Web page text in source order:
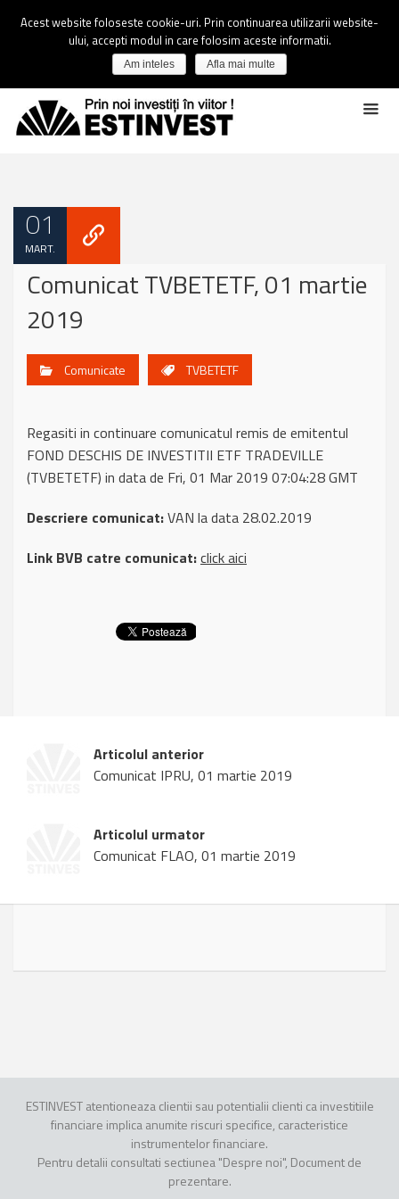
01
MART.
Comunicat TVBETETF, 01 martie
2019
Comunicate TVBETETF
Regasiti in continuare comunicatul remis de emitentul
FOND DESCHIS DE INVESTITII ETF TRADEVILLE
(TVBETETF) in data de Fri, 01 Mar 2019 07:04:28 GMT
Descriere comunicat:VAN la data 28.02.2019
Link BVB catre comunicat:click aici
Articolul anterior
Comunicat IPRU, 01 martie 2019
Articolul urmator
Comunicat FLAO, 01 martie 2019
ESTINVEST atentioneaza clientii sau potentialii clienti ca investitiile
financiare implica anumite riscuri specifice, caracteristice
instrumentelor financiare.
Pentru detalii consultati sectiunea "Despre noi", Document de
prezentare.
Acest website foloseste cookie-uri. Prin continuarea utilizarii website-
ului, accepti modul in care folosim aceste informatii.
Am inteles Afla mai multe